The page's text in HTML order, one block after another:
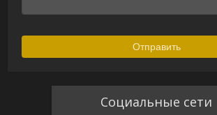
Социальные сети